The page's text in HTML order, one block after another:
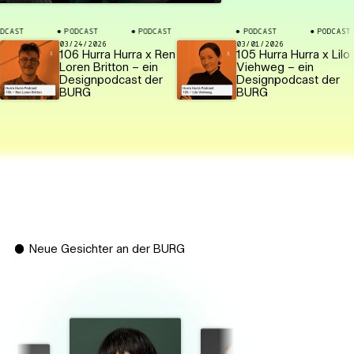
PODCAST PODCAST PODCAST PODCAST
106 Hurra Hurra x Ren
Loren Britton – ein
Designpodcast der
BURG
03/24/2026
105 Hurra Hurra x Lilo
Viehweg – ein
Designpodcast der
BURG
03/01/2026
Neue Gesichter an der BURG